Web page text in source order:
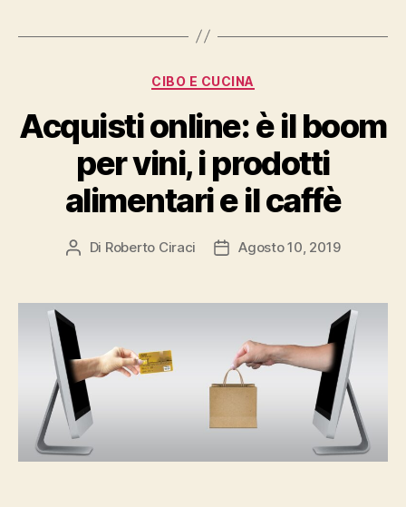
Categorie
CIBO E CUCINA
Acquisti online: è il boom
per vini, i prodotti
alimentari e il caffè
Autore
Di Roberto Ciraci
DataAgosto 10, 2019